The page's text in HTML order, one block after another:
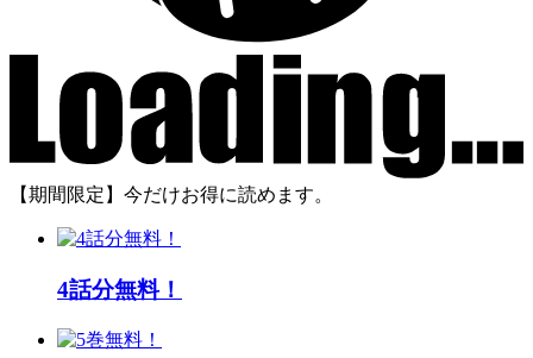
【期間限定】今だけお得に読めます。
4話分無料！